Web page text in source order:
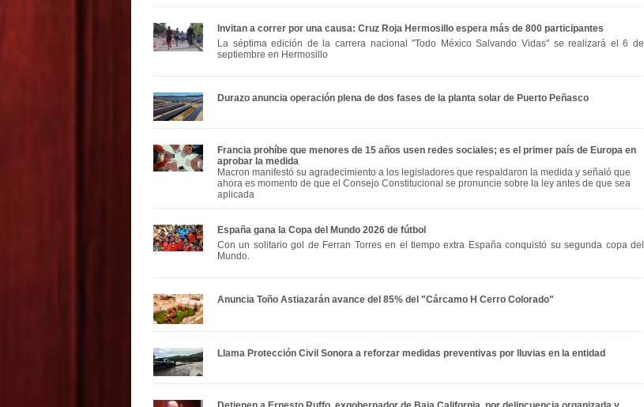
Invitan a correr por una causa: Cruz Roja Hermosillo espera más de 800 participantes
La séptima edición de la carrera nacional "Todo México Salvando Vidas" se realizará el 6 de
septiembre en Hermosillo
Durazo anuncia operación plena de dos fases de la planta solar de Puerto Peñasco
Francia prohíbe que menores de 15 años usen redes sociales; es el primer país de Europa en
aprobar la medida
Macron manifestó su agradecimiento a los legisladores que respaldaron la medida y señaló que
ahora es momento de que el Consejo Constitucional se pronuncie sobre la ley antes de que sea
aplicada
España gana la Copa del Mundo 2026 de fútbol
Con un solitario gol de Ferran Torres en el tiempo extra España conquistó su segunda copa del
Mundo.
Anuncia Toño Astiazarán avance del 85% del "Cárcamo H Cerro Colorado"
Llama Protección Civil Sonora a reforzar medidas preventivas por lluvias en la entidad